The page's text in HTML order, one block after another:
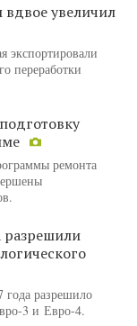
увеличил
экспортировали
переработки
ремонта
разрешили
года разрешило
3 и Евро-4.